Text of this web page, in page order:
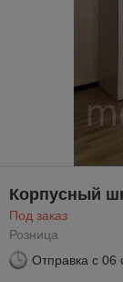
Корпусный
Под заказ
Розница
Отправка с 06